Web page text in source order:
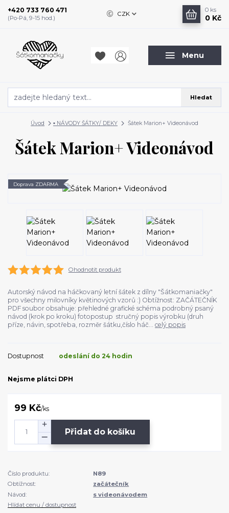
Menu
CZK
Hledat
+420 733 760 471
(Po-Pá, 9-15 hod.)
0 ks
0 Kč
Úvod ▪️ NÁVODY ŠÁTKY/ DEKY Šátek Marion+ Videonávod
Šátek Marion+ Videonávod
Doprava ZDARMA
Ohodnotit produkt
Autorský návod na háčkovaný letní šátek z dílny "Šátkomaniačky"
pro všechny milovníky květinových vzorů :) Obtížnost: ZAČÁTEČNÍK
PDF soubor obsahuje: přehledné grafické schéma podrobný psaný
návod (krok po kroku) fotopostup stručný popis výrobku (druh
příze, návin, spotřeba, rozměr šátku,číslo háč... celý popis
Dostupnost odeslání do 24 hodin
Nejsme plátci DPH
99 Kč/ks
Přidat do košíku
Číslo produktu:
N89
Obtížnost:
začátečník
Návod:
s videonávodem
Hlídat cenu / dostupnost